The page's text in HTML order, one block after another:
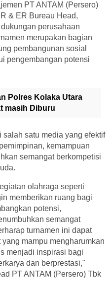
PT ANTAM (Persero)
& ER Bureau Head,
perusahaan
merupakan bagian
pembangunan sosial
pengembangan potensi
Polres Kolaka Utara
masih Diburu
salah satu media yang efektif
kemampuan
semangat berkompetisi
olahraga seperti
memberikan ruang bagi
potensi,
semangat
turnamen ini dapat
mampu mengharumkan
menjadi inspirasi bagi
dan berprestasi,"
PT ANTAM (Persero) Tbk